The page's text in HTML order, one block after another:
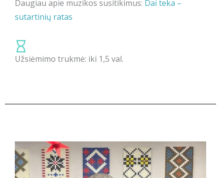
Daugiau apie muzikos susitikimus: Dai teka –
sutartinių ratas
Užsiėmimo trukmė: iki 1,5 val.